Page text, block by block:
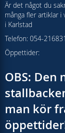
Är det något du
många fler artiklar i
i Karlstad
Telefon: 054-
Öppettider:
OBS:
man kör